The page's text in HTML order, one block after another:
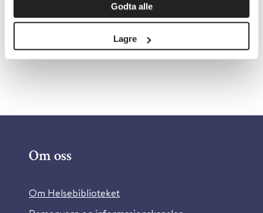
Godta alle
Lagre
Detaljer
Om oss
Om Helsebiblioteket